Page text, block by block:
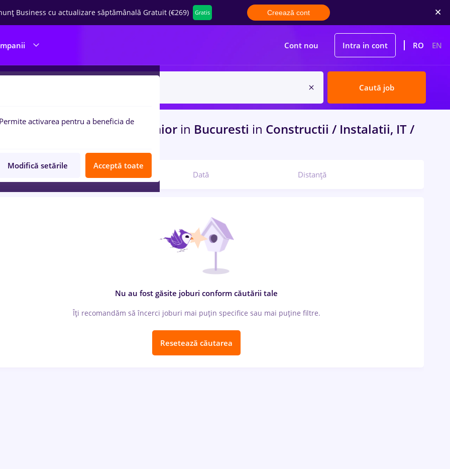
Business cu actualizare săptămânală Gratuit (€269) Gratis Creează cont
Cont nou Intra in cont RO EN
Caută job
de muncacu salarii hr junior in Bucuresti in Constructii / Instalatii, IT /
Relevanță Dată Distanță
Nu au fost găsite joburi conform căutării tale
Îți recomandăm să încerci joburi mai puțin specifice sau mai puține filtre.
Resetează căutarea
Permite activarea pentru a beneficia de
Modifică setările Acceptă toate